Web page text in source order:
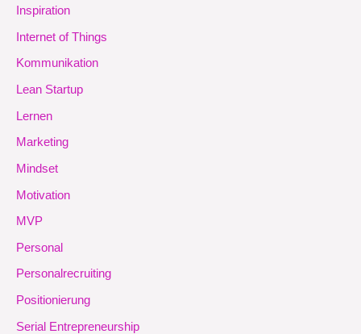
Inspiration
Internet of Things
Kommunikation
Lean Startup
Lernen
Marketing
Mindset
Motivation
MVP
Personal
Personalrecruiting
Positionierung
Serial Entrepreneurship